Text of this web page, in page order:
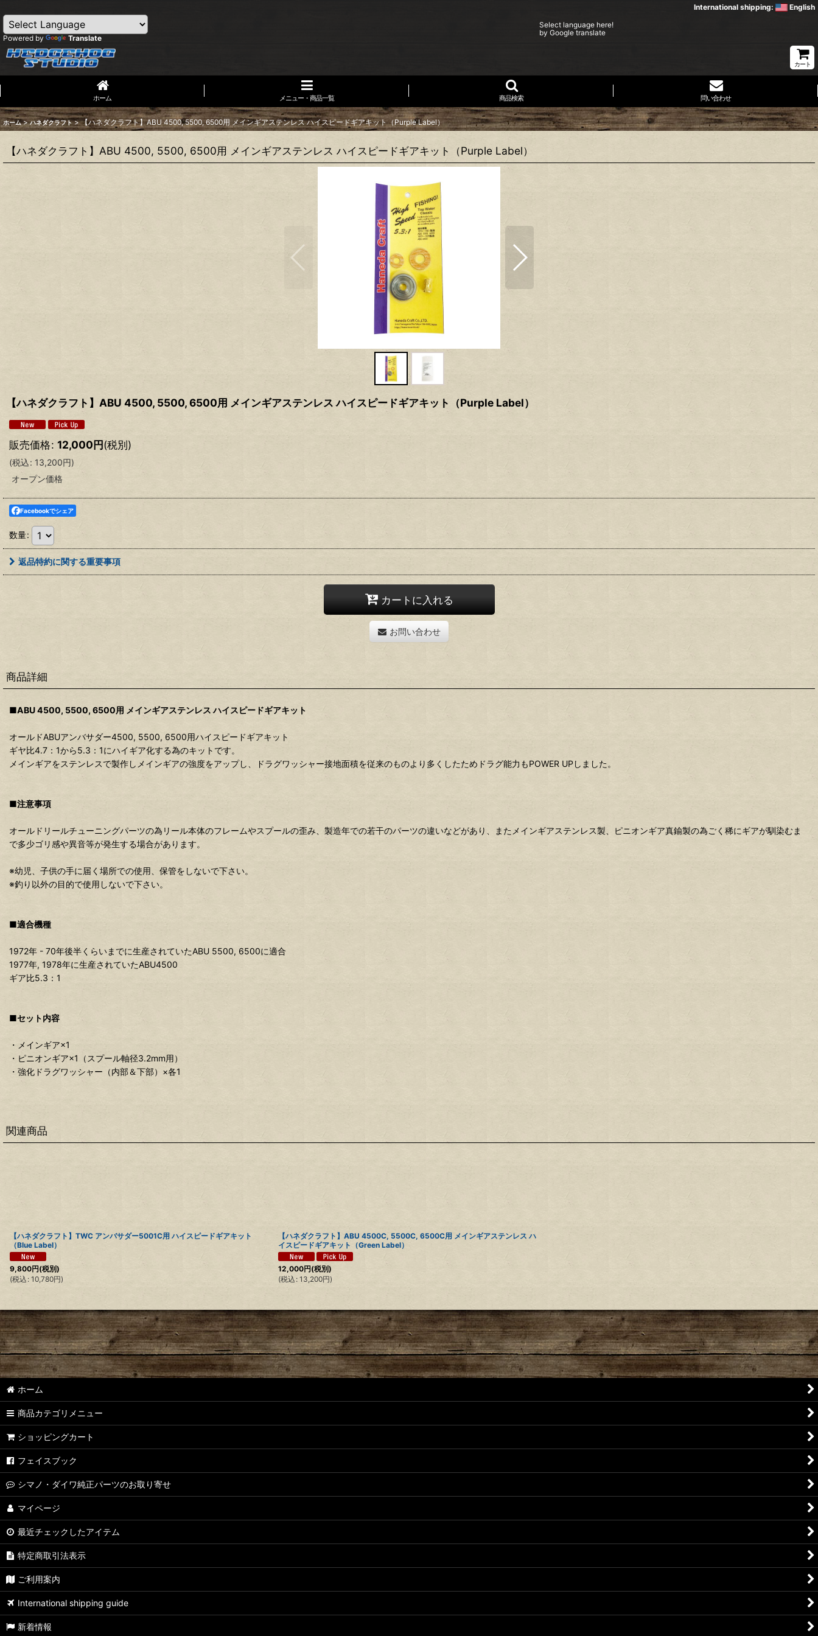
International shipping: English
Powered by Translate
Select language here!
by Google translate
カート
ホーム メニュー・商品一覧 商品検索 問い合わせ
ホーム > ハネダクラフト > 【ハネダクラフト】ABU 4500, 5500, 6500用 メインギアステンレス ハイスピードギアキット（Purple Label）
【ハネダクラフト】ABU 4500, 5500, 6500用 メインギアステンレス ハイスピードギアキット（Purple Label）
【ハネダクラフト】ABU 4500, 5500, 6500用 メインギアステンレス ハイスピードギアキット（Purple Label）
販売価格: 12,000円(税別)
(税込: 13,200円)
オープン価格
Facebookでシェア
数量:
返品特約に関する重要事項
カートに入れる
お問い合わせ
商品詳細
■ABU 4500, 5500, 6500用 メインギアステンレス ハイスピードギアキット
オールドABUアンバサダー4500, 5500, 6500用ハイスピードギアキット
ギヤ比4.7：1から5.3：1にハイギア化する為のキットです。
メインギアをステンレスで製作しメインギアの強度をアップし、ドラグワッシャー接地面積を従来のものより多くしたためドラグ能力もPOWER UPしました。
■注意事項
オールドリールチューニングパーツの為リール本体のフレームやスプールの歪み、製造年での若干のパーツの違いなどがあり、またメインギアステンレス製、ピニオンギア真鍮製の為ごく稀にギアが馴染むま
で多少ゴリ感や異音等が発生する場合があります。
※幼児、子供の手に届く場所での使用、保管をしないで下さい。
※釣り以外の目的で使用しないで下さい。
■適合機種
1972年 - 70年後半くらいまでに生産されていたABU 5500, 6500に適合
1977年, 1978年に生産されていたABU4500
ギア比5.3：1
■セット内容
・メインギア×1
・ピニオンギア×1（スプール軸径3.2mm用）
・強化ドラグワッシャー（内部＆下部）×各1
関連商品
【ハネダクラフト】TWC アンバサダー5001C用 ハイスピードギアキット
（Blue Label）
9,800円(税別)
(税込 : 10,780円)
【ハネダクラフト】ABU 4500C, 5500C, 6500C用 メインギアステンレス ハ
イスピードギアキット（Green Label）
12,000円(税別)
(税込 : 13,200円)
ホーム
商品カテゴリメニュー
ショッピングカート
フェイスブック
シマノ・ダイワ純正パーツのお取り寄せ
マイページ
最近チェックしたアイテム
特定商取引法表示
ご利用案内
International shipping guide
新着情報